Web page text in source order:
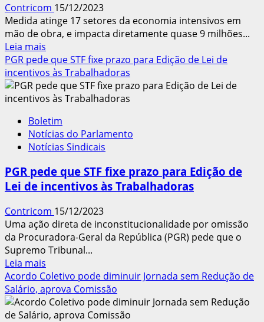
Contricom 15/12/2023
Medida atinge 17 setores da economia intensivos em
mão de obra, e impacta diretamente quase 9 milhões...
Leia mais
mais
sobre
Congresso
derruba
e
Desoneração
da
será
prorrogada
2027
PGR pede que STF fixe prazo para Edição de Lei de
incentivos às Trabalhadoras
Boletim
Notícias do Parlamento
Notícias Sindicais
PGR pede que STF fixe prazo para Edição de
Lei de incentivos às Trabalhadoras
Contricom 15/12/2023
Uma ação direta de inconstitucionalidade por omissão
da Procuradora-Geral da República (PGR) pede que o
Supremo Tribunal...
Leia mais
mais
sobre
PGR
pede
Acordo Coletivo pode diminuir Jornada sem Redução de
Salário, aprova Comissão